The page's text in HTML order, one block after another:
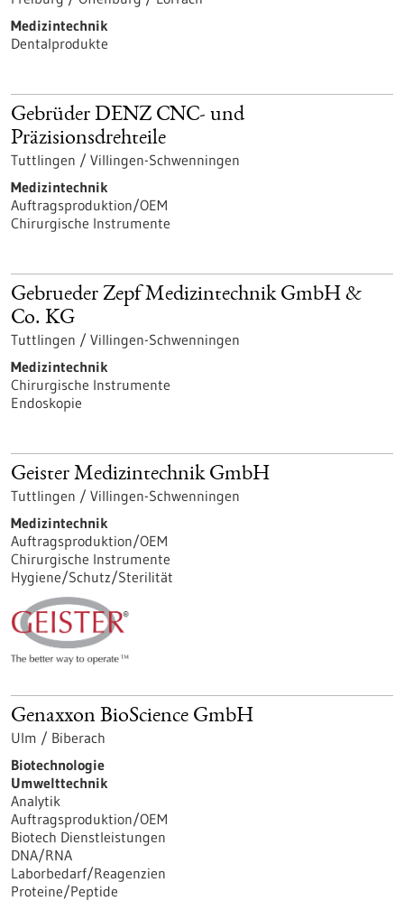
Medizintechnik
Dentalprodukte
Gebrüder DENZ CNC- und
Präzisionsdrehteile
Tuttlingen / Villingen-Schwenningen
Medizintechnik
Auftragsproduktion/OEM
Chirurgische Instrumente
Gebrueder Zepf Medizintechnik GmbH &
Co. KG
Tuttlingen / Villingen-Schwenningen
Medizintechnik
Chirurgische Instrumente
Endoskopie
Geister Medizintechnik GmbH
Tuttlingen / Villingen-Schwenningen
Medizintechnik
Auftragsproduktion/OEM
Chirurgische Instrumente
Hygiene/Schutz/Sterilität
Genaxxon BioScience GmbH
Ulm / Biberach
Biotechnologie
Umwelttechnik
Analytik
Auftragsproduktion/OEM
Biotech Dienstleistungen
DNA/RNA
Laborbedarf/Reagenzien
Proteine/Peptide